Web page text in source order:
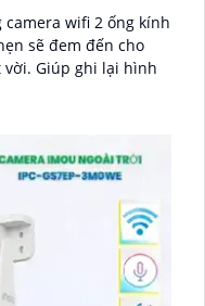
camera wifi 2 ống kính
sẽ đem đến cho
hình